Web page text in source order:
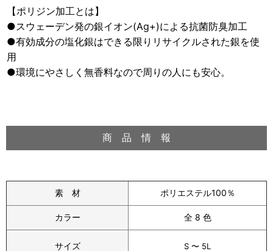
【ポリジン加工とは】
●スウェーデン発の銀イオン(Ag+)による抗菌防臭加工
●有効成分の塩化銀はできる限りリサイクルされた銀を使
用
●環境にやさしく無香料なので周りの人にも安心。
商 品 情 報
素 材 ポリエステル100％
カラー 全 8 色
サイズ S 〜 5L